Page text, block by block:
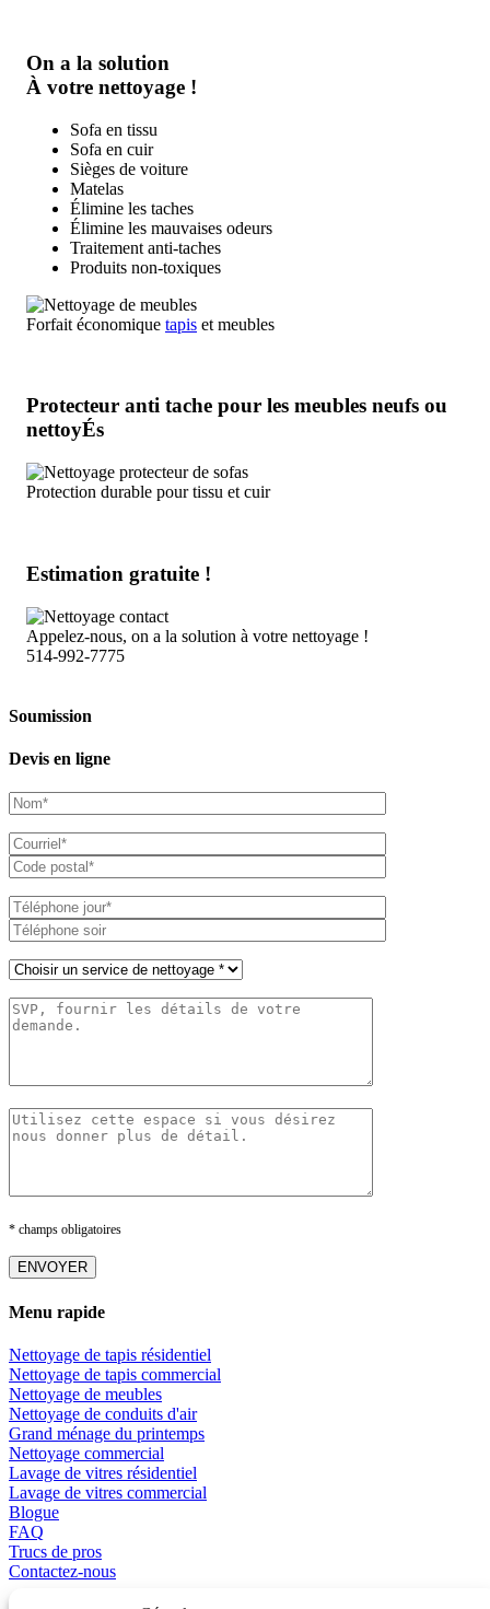
On a la solution
À votre nettoyage !
Sofa en tissu
Sofa en cuir
Sièges de voiture
Matelas
Élimine les taches
Élimine les mauvaises odeurs
Traitement anti-taches
Produits non-toxiques
Forfait économique tapis et meubles
Protecteur anti tache pour les meubles neufs ou
nettoyÉs
Protection durable pour tissu et cuir
Estimation gratuite !
Appelez-nous, on a la solution à votre nettoyage !
514-992-7775
Soumission
Devis en ligne
* champs obligatoires
Menu rapide
Nettoyage de tapis résidentiel
Nettoyage de tapis commercial
Nettoyage de meubles
Nettoyage de conduits d'air
Grand ménage du printemps
Nettoyage commercial
Lavage de vitres résidentiel
Lavage de vitres commercial
Blogue
FAQ
Trucs de pros
Contactez-nous